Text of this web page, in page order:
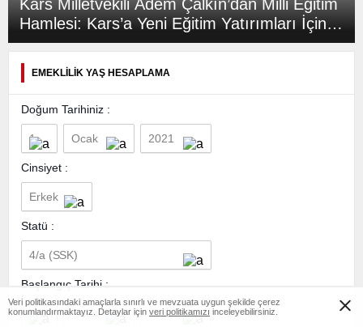
Kars Milletvekili Adem Çalkın’dan Milli Eğitim
Hamlesi: Kars’a Yeni Eğitim Yatırımları İçin
Bakan Tekin ile Görüştü
EMEKLİLİK YAŞ HESAPLAMA
Doğum Tarihiniz :
Cinsiyet :
Statü :
Başlangıç Tarihi :
Veri politikasındaki amaçlarla sınırlı ve mevzuata uygun şekilde çerez
konumlandırmaktayız. Detaylar için veri politikamızı inceleyebilirsiniz.